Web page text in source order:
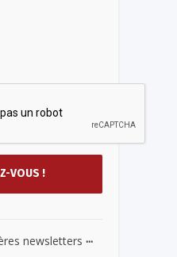
newsletters ...